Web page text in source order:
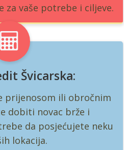
za vaše potrebe i ciljeve.
Švicarska:
prijenosom ili obročnim
dobiti novac brže i
da posjećujete neku
lokacija.